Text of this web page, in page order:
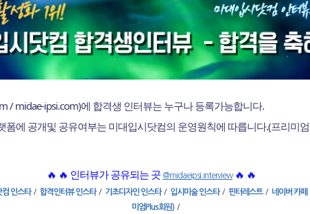
2023 홍대
미대배치표
2021 홍대
/ midae-ipsi.com)에 합격생 인터뷰는 누구나 등록가능합니다.
폼에 공개및 공유여부는 미대입시닷컴의 운영원칙에 따릅니다.(프리미
🔥 🔥 인터뷰가 공유되는 곳 @midaeipsi.interview🔥 🔥
컴 인스타/ 합격인터뷰 인스타/ 기초디자인 인스타/ 입시미술 인스타/ 핀터레스트/ 네이버 카페
미엄Plus회원)/